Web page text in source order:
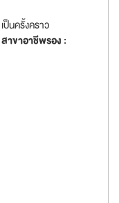
เป็นครั้งคราว
สาขาอาชีพรอง :